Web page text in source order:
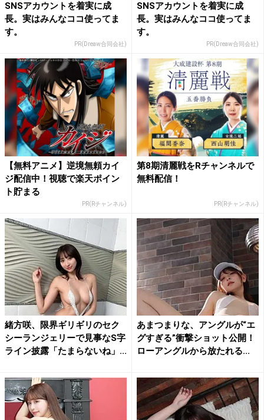
SNSアカウントを着実に成
長。実はみんなココ使ってま
す。
PR(Dreaw合同会社)
SNSアカウントを着実に成
長。実はみんなココ使ってま
す。
PR(Dreaw合同会社)
【無料アニメ】逆境無頼カイ
ジ配信中！視聴で楽天ポイン
ト貯まる
PR(Rチャンネル)
第8期清麗戦をRチャンネルで
無料配信！
PR(Rチャンネル)
緒方咲、限界ギリギリのセク
シーランジェリーで見事なS字
ライン披露「たまらないね」...
あまつまりな、アングルが“エ
グすぎる”衝撃ショット公開！
ローアングルから放たれる...